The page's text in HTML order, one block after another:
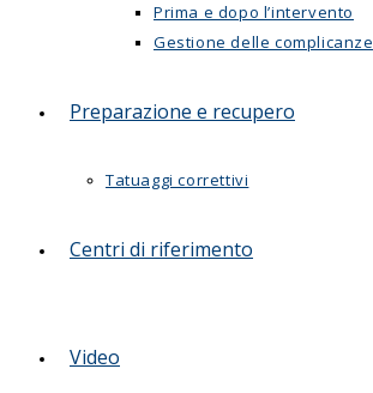
Prima e dopo l’intervento
Gestione delle complicanze
Preparazione e recupero
Tatuaggi correttivi
Centri di riferimento
Video